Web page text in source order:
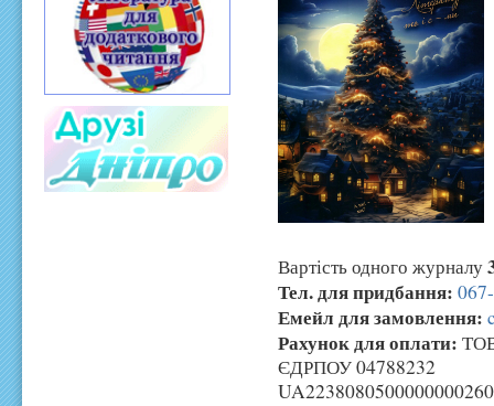
Вартість одного журналу
Тел. для придбання:
Емейл для замовлення:
Рахунок для оплати:
ЄДРПОУ 04788232